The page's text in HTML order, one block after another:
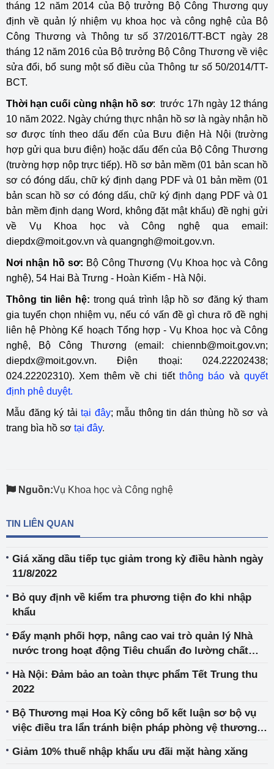
tháng 12 năm 2014 của Bộ trưởng Bộ Công Thương quy
định về quản lý nhiệm vụ khoa học và công nghệ của Bộ
Công Thương và Thông tư số 37/2016/TT-BCT ngày 28
tháng 12 năm 2016 của Bộ trưởng Bộ Công Thương về việc
sửa đổi, bổ sung một số điều của Thông tư số 50/2014/TT-
BCT.
Thời hạn cuối cùng nhận hồ sơ: trước 17h ngày 12 tháng
10 năm 2022. Ngày chứng thực nhận hồ sơ là ngày nhận hồ
sơ được tính theo dấu đến của Bưu điện Hà Nội (trường
hợp gửi qua bưu điện) hoặc dấu đến của Bộ Công Thương
(trường hợp nộp trực tiếp). Hồ sơ bản mềm (01 bản scan hồ
sơ có đóng dấu, chữ ký định dạng PDF và 01 bản mềm (01
bản scan hồ sơ có đóng dấu, chữ ký định dạng PDF và 01
bản mềm định dạng Word, không đặt mật khẩu) đề nghị gửi
về Vụ Khoa học và Công nghệ qua email:
diepdx@moit.gov.vn và quangngh@moit.gov.vn.
Nơi nhận hồ sơ: Bộ Công Thương (Vụ Khoa học và Công
nghệ), 54 Hai Bà Trưng - Hoàn Kiếm - Hà Nội.
Thông tin liên hệ: trong quá trình lập hồ sơ đăng ký tham
gia tuyển chọn nhiệm vụ, nếu có vấn đề gì chưa rõ đề nghị
liên hệ Phòng Kế hoạch Tổng hợp - Vụ Khoa học và Công
nghệ, Bộ Công Thương (email: chiennb@moit.gov.vn;
diepdx@moit.gov.vn. Điện thoại: 024.22202438;
024.22202310). Xem thêm về chi tiết thông báo vàquyết
định phê duyệt.
Mẫu đăng ký tảitại đây; mẫu thông tin dán thùng hồ sơ và
trang bìa hồ sơ tại đây.
Nguồn:Vụ Khoa học và Công nghệ
TIN LIÊN QUAN
Giá xăng dầu tiếp tục giảm trong kỳ điều hành ngày
11/8/2022
Bỏ quy định về kiểm tra phương tiện đo khi nhập
khẩu
Đẩy mạnh phối hợp, nâng cao vai trò quản lý Nhà
nước trong hoạt động Tiêu chuẩn đo lường chất
Hà Nội: Đảm bảo an toàn thực phẩm Tết Trung thu
2022
Bộ Thương mại Hoa Kỳ công bố kết luận sơ bộ vụ
việc điều tra lẩn tránh biện pháp phòng vệ thương
nhập khẩu từ Việt Nam
Giảm 10% thuế nhập khẩu ưu đãi mặt hàng xăng